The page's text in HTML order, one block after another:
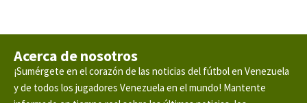
Acerca de nosotros
¡Sumérgete en el corazón de las noticias del fútbol en Venezuela
y de todos los jugadores Venezuela en el mundo! Mantente